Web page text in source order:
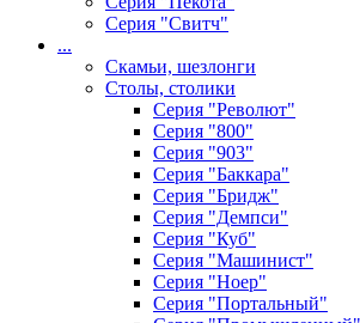
Серия "Свитч"
...
Скамьи, шезлонги
Столы, столики
Серия "Револют"
Серия "800"
Серия "903"
Серия "Баккара"
Серия "Бридж"
Серия "Демпси"
Серия "Куб"
Серия "Машинист"
Серия "Ноер"
Серия "Портальный"